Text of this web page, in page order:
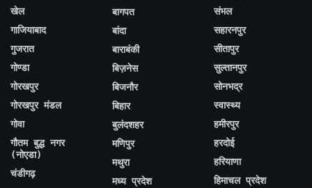
खेल
गाजियाबाद
गुजरात
गोण्डा
गोरखपुर
गोरखपुर मंडल
गोवा
गौतम बुद्ध नगर
(नोएडा)
चंडीगढ़
बागपत
बांदा
बाराबंकी
बिज़नेस
बिजनौर
बिहार
बुलंदशहर
मणिपुर
मथुरा
मध्य प्रदेश
संभल
सहारनपुर
सीतापुर
सुल्तानपुर
सोनभद्र
स्वास्थ्य
हमीरपुर
हरदोई
हरियाणा
हिमाचल प्रदेश